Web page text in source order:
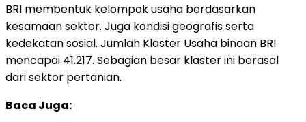
BRI membentuk kelompok usaha berdasarkan
kesamaan sektor. Juga kondisi geografis serta
kedekatan sosial. Jumlah Klaster Usaha binaan BRI
mencapai 41.217. Sebagian besar klaster ini berasal
dari sektor pertanian.
Baca Juga: